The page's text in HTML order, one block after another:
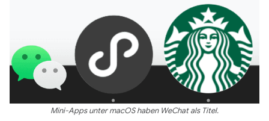
Mini-Apps unter macOS haben WeChat als Titel.